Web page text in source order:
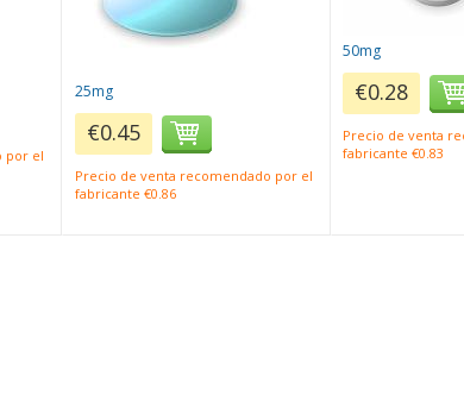
por el
25mg
€0.45
Precio de venta recomendado por el
fabricante €0.86
50mg
€0.28
Precio de venta
fabricante €0.83